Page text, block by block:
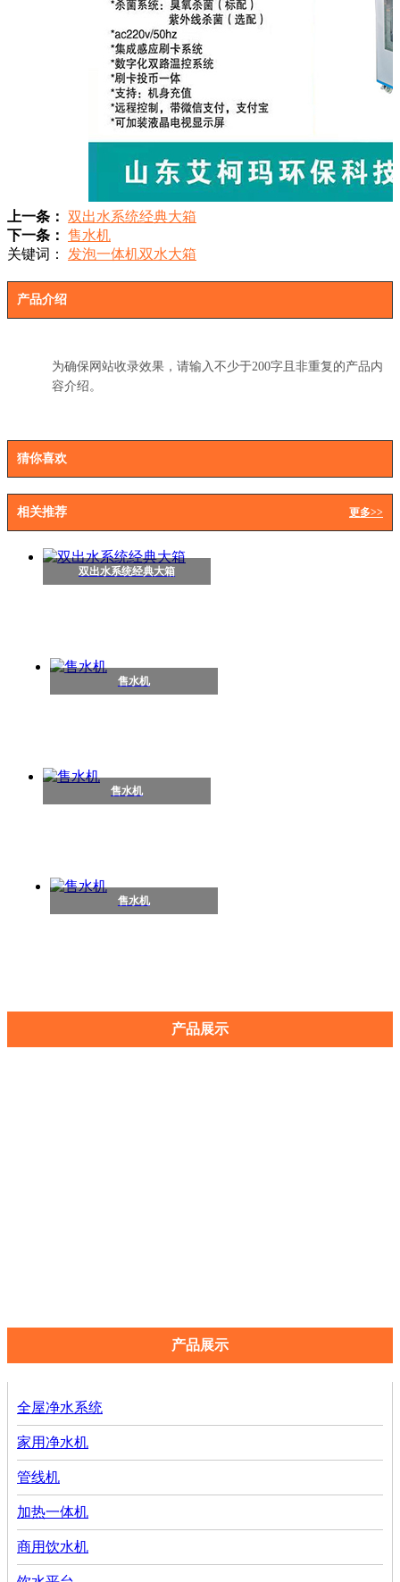
上一条： 双出水系统经典大箱
下一条： 售水机
关键词： 发泡一体机双水大箱
产品介绍
为确保网站收录效果，请输入不少于200字且非重复的产品内
容介绍。
猜你喜欢
相关推荐 更多>>
双出水系统经典大箱
售水机
售水机
售水机
产品展示
产品展示
全屋净水系统
家用净水机
管线机
加热一体机
商用饮水机